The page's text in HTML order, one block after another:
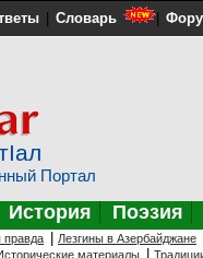
Словарь
Портал
История Поэзия
правда Лезгины в Азербайджане
материалы